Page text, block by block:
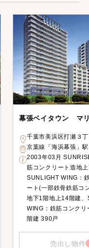
幕張ベイタウン マ
千葉市美浜区打瀬３
京葉線「海浜幕張」
2003年03月
筋コンクリート造地
SUNLIGHT WING：
ート(一部鉄骨鉄筋コ
地下1階地上14階建
WING：鉄筋コンク
階建 390戸
売出し物件